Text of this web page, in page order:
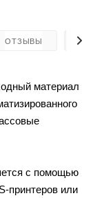
ОТЗЫВЫ
материал
с помощью
принтеров или